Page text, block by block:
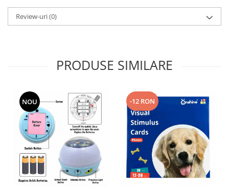
Review-uri(0)
PRODUSE SIMILARE
NOU -12 RON